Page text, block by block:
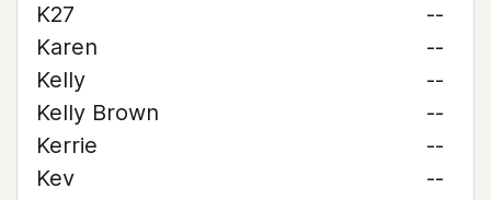
K27
--
Karen
--
Kelly
--
Kelly Brown
--
Kerrie
--
Kev
--